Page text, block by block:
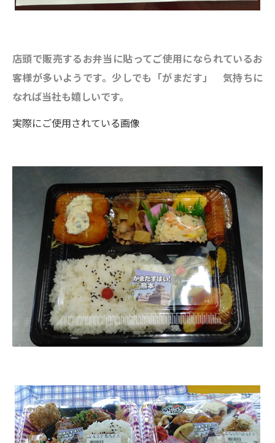
店頭で販売するお弁当に貼ってご使用になられているお
客様が多いようです。少しでも「がまだす」 気持ちに
なれば当社も嬉しいです。
実際にご使用されている画像